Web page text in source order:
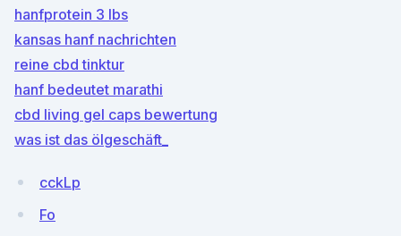
hanfprotein 3 lbs
kansas hanf nachrichten
reine cbd tinktur
hanf bedeutet marathi
cbd living gel caps bewertung
was ist das ölgeschäft_
cckLp
Fo